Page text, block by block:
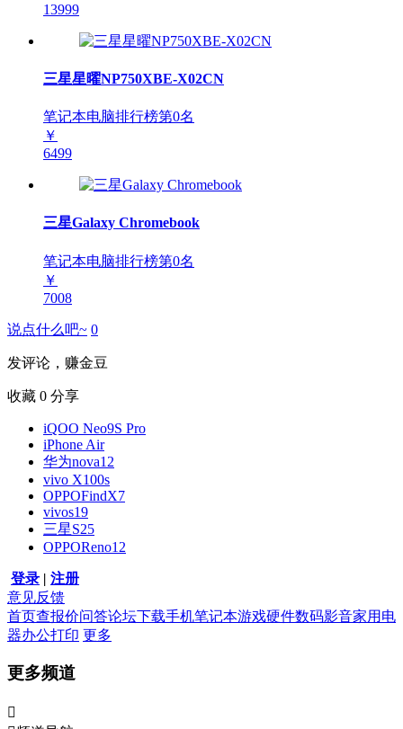
13999
三星星曜NP750XBE-X02CN
笔记本电脑排行榜第0名
￥
6499
三星Galaxy Chromebook
笔记本电脑排行榜第0名
￥
7008
说点什么吧~ 0
发评论，赚金豆
收藏 0 分享
iQOO Neo9S Pro
iPhone Air
华为nova12
vivo X100s
OPPOFindX7
vivos19
三星S25
OPPOReno12
登录 | 注册
意见反馈
首页查报价问答论坛下载手机笔记本游戏硬件数码影音家用电
器办公打印 更多
更多频道
